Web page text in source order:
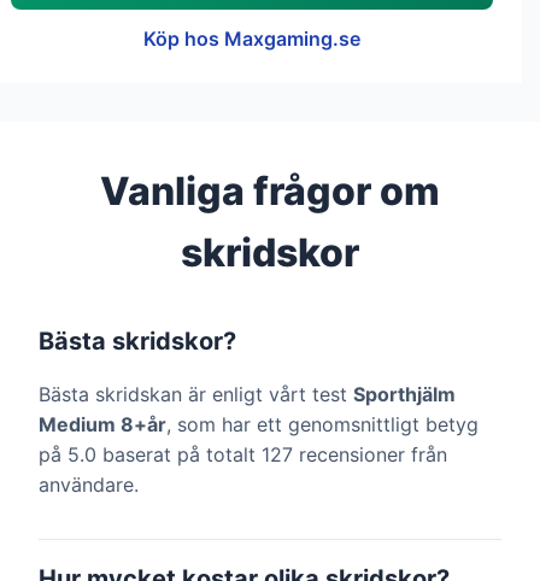
Köp hos Maxgaming.se
Vanliga frågor om
skridskor
Bästa skridskor?
Bästa skridskan är enligt vårt test Sporthjälm
Medium 8+år, som har ett genomsnittligt betyg
på 5.0 baserat på totalt 127 recensioner från
användare.